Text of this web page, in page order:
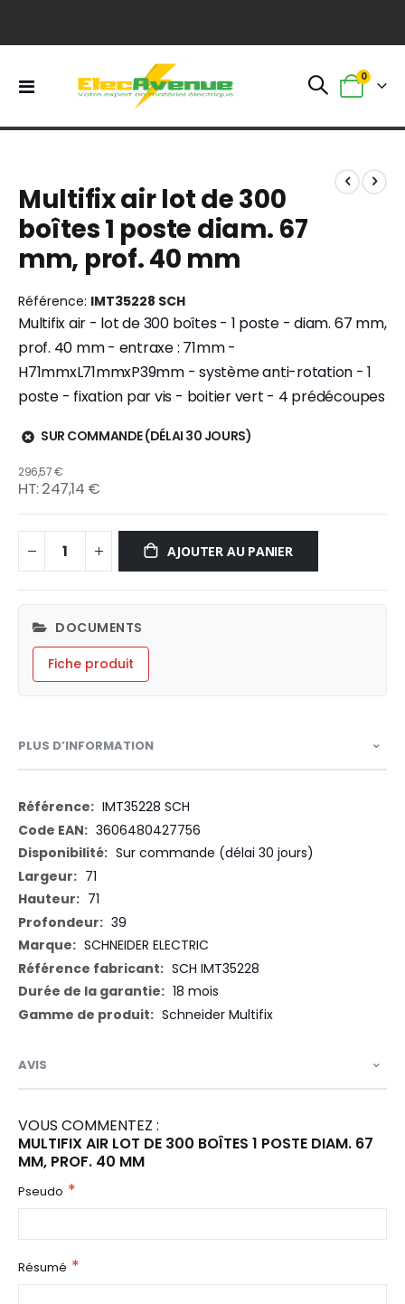
Basculer
Panier
0
the
end
of
the
images
the
beginning
of
the
images
Multifix air lot de 300
boîtes 1 poste diam. 67
mm, prof. 40 mm
Référence IMT35228 SCH
Multifix air - lot de 300 boîtes - 1 poste - diam. 67 mm,
prof. 40 mm - entraxe : 71mm -
H71mmxL71mmxP39mm - système anti-rotation - 1
poste - fixation par vis - boitier vert - 4 prédécoupes
SUR COMMANDE (DÉLAI 30 JOURS)
296,57 €
247,14 €
AJOUTER AU PANIER
DOCUMENTS
Fiche produit
PLUS D’INFORMATION
Plus
d’information
IMT35228 SCH
3606480427756
Sur commande (délai 30 jours)
71
71
39
SCHNEIDER ELECTRIC
SCH IMT35228
18 mois
Schneider Multifix
AVIS
VOUS COMMENTEZ :
MULTIFIX AIR LOT DE 300 BOÎTES 1 POSTE DIAM. 67
MM, PROF. 40 MM
Pseudo
Résumé